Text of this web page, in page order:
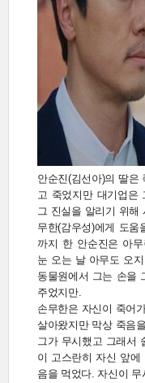
안순진(김선아)의 딸은
고 죽었지만 대기업은
그 진실을 알리기 위해
무한(감우성)에게 도
까지 한 안순진은 아
눈 오는 날 아무도 오
동물원에서 그는 손을
주었지만.
손무한은 자신이 죽어
살아왔지만 막상 죽음
그가 무시했고 그래서
이 고스란히 자신 앞
음을 먹었다. 자신이